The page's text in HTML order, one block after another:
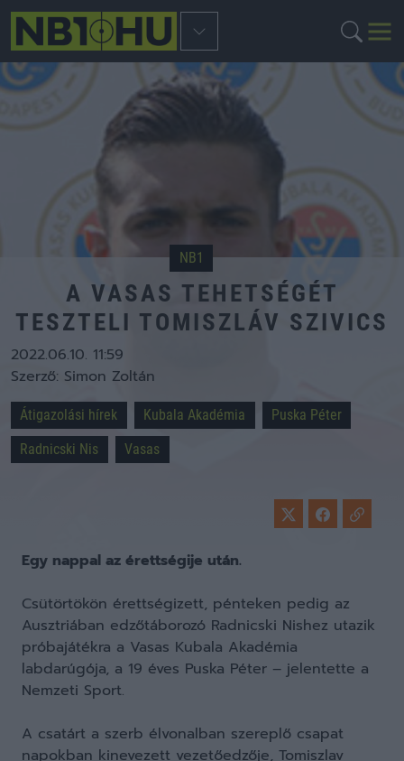
NB1
A VASAS TEHETSÉGÉT
TESZTELI TOMISZLÁV SZIVICS
2022.06.10. 11:59
Szerző: Simon Zoltán
Átigazolási hírek Kubala Akadémia
Puska Péter
Radnicski Nis
Vasas
Egy nappal az érettségije után.
Csütörtökön érettségizett, pénteken pedig az
Ausztriában edzőtáborozó Radnicski Nishez utazik
próbajátékra a Vasas Kubala Akadémia
labdarúgója, a 19 éves Puska Péter – jelentette a
Nemzeti Sport.
A csatárt a szerb élvonalban szereplő csapat
napokban kinevezett vezetőedzője, Tomiszlav